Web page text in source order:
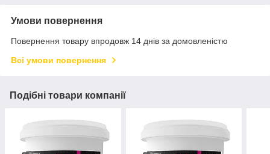
Умови повернення
Повернення товару впродовж 14 днів за домовленістю
Всі умови повернення
Подібні товари компанії